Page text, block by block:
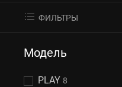
ФИЛЬТРЫ
Модель
PLAY 8